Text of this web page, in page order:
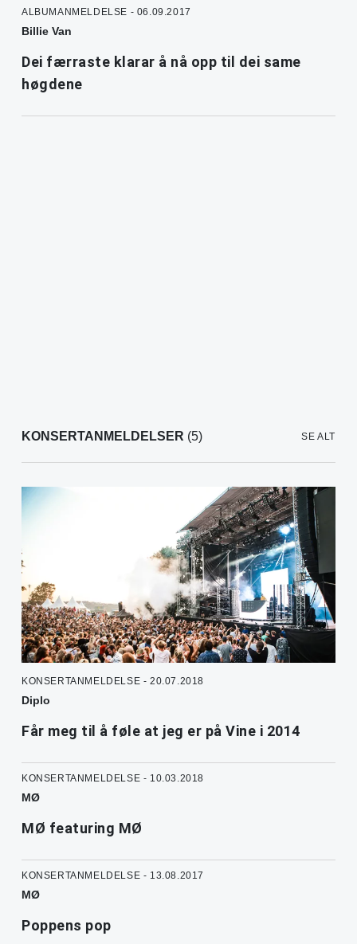
ALBUMANMELDELSE - 06.09.2017
Billie Van
Dei færraste klarar å nå opp til dei same
høgdene
KONSERTANMELDELSER (5) SE ALT
KONSERTANMELDELSE - 20.07.2018
Diplo
Får meg til å føle at jeg er på Vine i 2014
KONSERTANMELDELSE - 10.03.2018
MØ
MØ featuring MØ
KONSERTANMELDELSE - 13.08.2017
MØ
Poppens pop